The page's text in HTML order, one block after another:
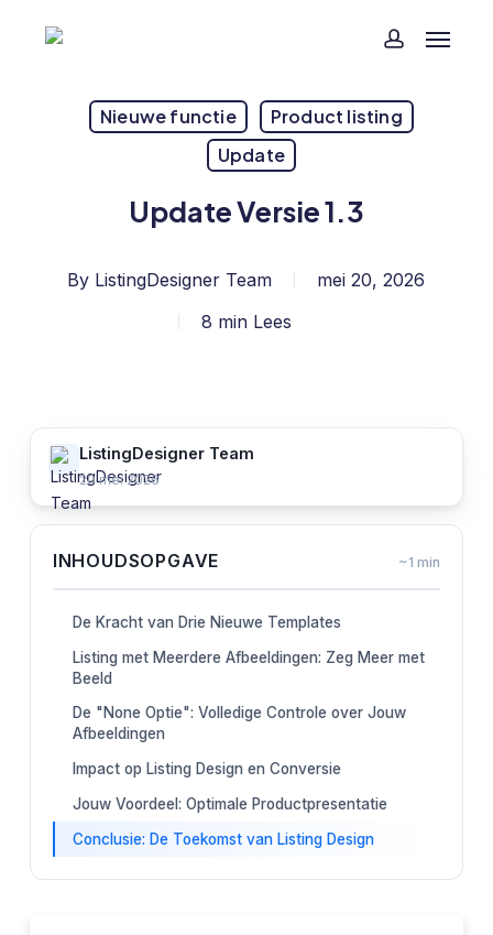
Nieuwe functie
Product listing
Update
Update Versie 1.3
By ListingDesigner Team
mei 20, 2026
8 min Lees
ListingDesigner Team
20 mei 2026
INHOUDSOPGAVE ~1 min
De Kracht van Drie Nieuwe Templates
Listing met Meerdere Afbeeldingen: Zeg Meer met
Beeld
De "None Optie": Volledige Controle over Jouw
Afbeeldingen
Impact op Listing Design en Conversie
Jouw Voordeel: Optimale Productpresentatie
Conclusie: De Toekomst van Listing Design